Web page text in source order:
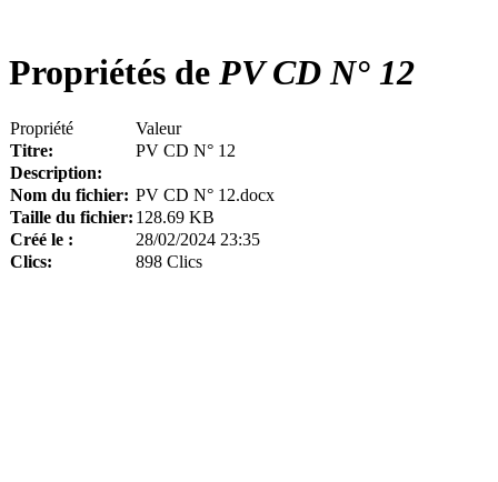
Propriétés de PV CD N° 12
Propriété
Valeur
Titre:
PV CD N° 12
Description:
Nom du fichier: PV CD N° 12.docx
Taille du fichier: 128.69 KB
Créé le :
28/02/2024 23:35
Clics:
898 Clics